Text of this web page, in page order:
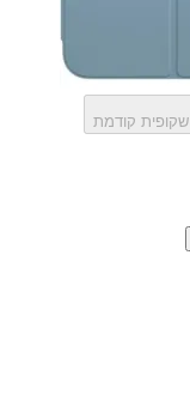
שקופית קודמת